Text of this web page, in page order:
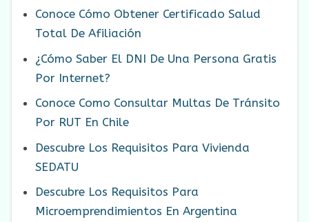
Conoce Cómo Obtener Certificado Salud
Total De Afiliación
¿Cómo Saber El DNI De Una Persona Gratis
Por Internet?
Conoce Como Consultar Multas De Tránsito
Por RUT En Chile
Descubre Los Requisitos Para Vivienda
SEDATU
Descubre Los Requisitos Para
Microemprendimientos En Argentina